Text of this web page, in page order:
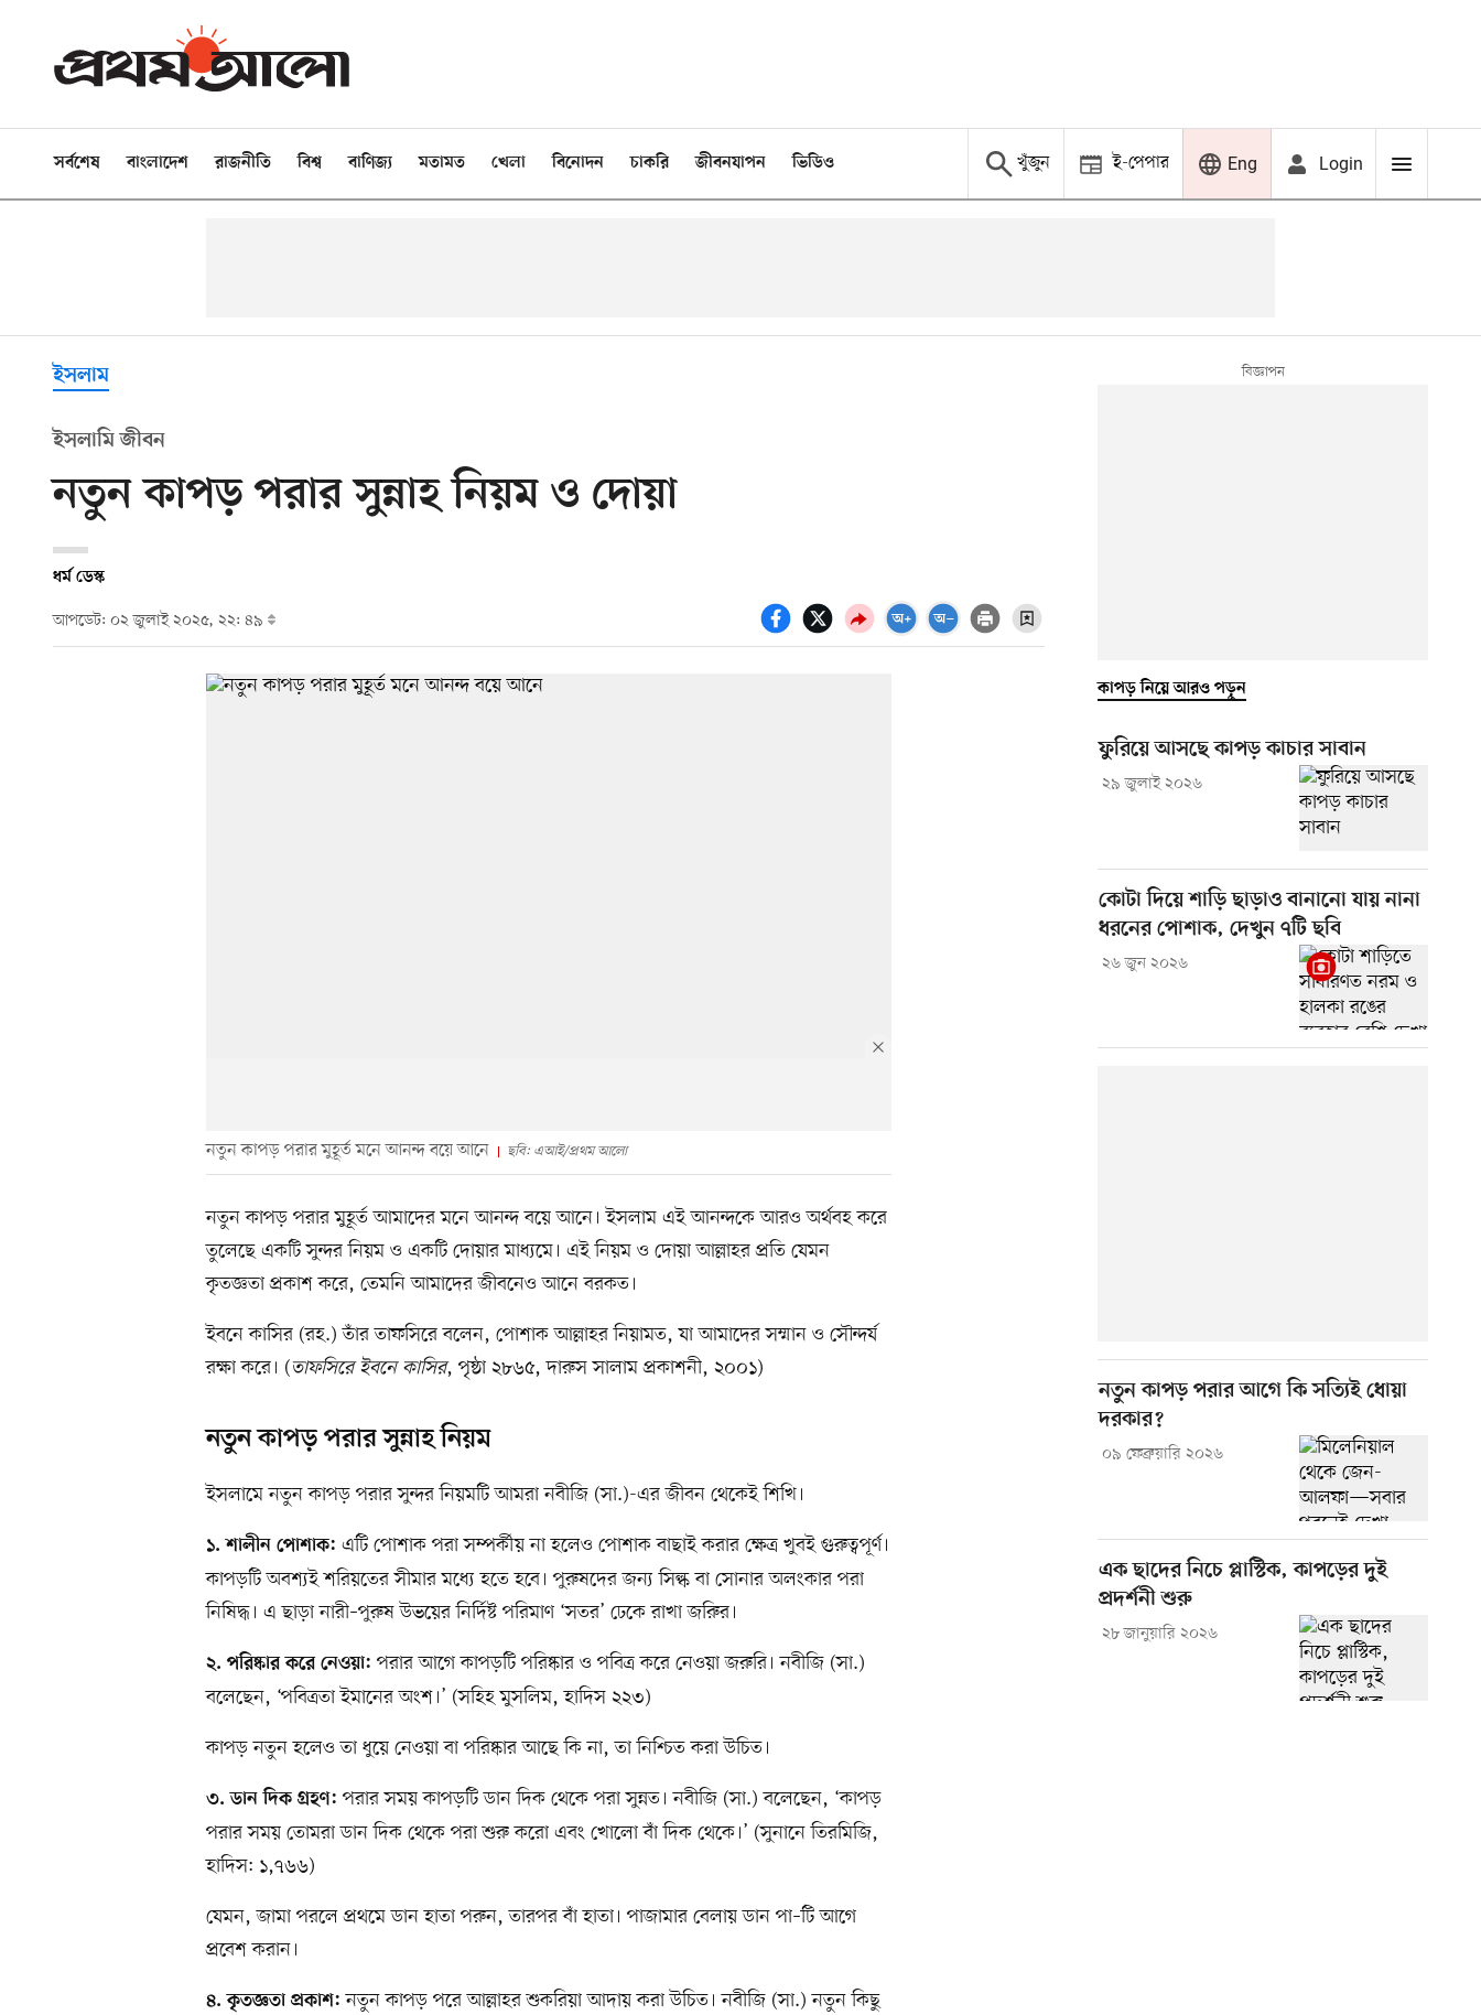
সর্বশেষ বাংলাদেশ রাজনীতি বিশ্ব বাণিজ্য মতামত খেলা বিনোদন চাকরি জীবনযাপন ভিডিও খুঁজুন ই-পেপার Eng Login
ইসলাম
ইসলামি জীবন
নতুন কাপড় পরার সুন্নাহ নিয়ম ও দোয়া
ধর্ম ডেস্ক
আপডেট: ০২ জুলাই ২০২৫, ২২: ৪৯
নতুন কাপড় পরার মুহূর্ত মনে আনন্দ বয়ে আনে ছবি: এআই/প্রথম আলো
নতুন কাপড় পরার মুহূর্ত আমাদের মনে আনন্দ বয়ে আনে। ইসলাম এই আনন্দকে আরও অর্থবহ করে
তুলেছে একটি সুন্দর নিয়ম ও একটি দোয়ার মাধ্যমে। এই নিয়ম ও দোয়া আল্লাহর প্রতি যেমন
কৃতজ্ঞতা প্রকাশ করে, তেমনি আমাদের জীবনেও আনে বরকত।
ইবনে কাসির (রহ.) তাঁর তাফসিরে বলেন, পোশাক আল্লাহর নিয়ামত, যা আমাদের সম্মান ও সৌন্দর্য
রক্ষা করে। (তাফসিরে ইবনে কাসির, পৃষ্ঠা ২৮৬৫, দারুস সালাম প্রকাশনী, ২০০১)
নতুন কাপড় পরার সুন্নাহ নিয়ম
ইসলামে নতুন কাপড় পরার সুন্দর নিয়মটি আমরা নবীজি (সা.)-এর জীবন থেকেই শিখি।
১. শালীন পোশাক: এটি পোশাক পরা সম্পর্কীয় না হলেও পোশাক বাছাই করার ক্ষেত্র খুবই গুরুত্বপূর্ণ।
কাপড়টি অবশ্যই শরিয়তের সীমার মধ্যে হতে হবে। পুরুষদের জন্য সিল্ক বা সোনার অলংকার পরা
নিষিদ্ধ। এ ছাড়া নারী–পুরুষ উভয়ের নির্দিষ্ট পরিমাণ ‘সতর’ ঢেকে রাখা জরুির।
২. পরিষ্কার করে নেওয়া: পরার আগে কাপড়টি পরিষ্কার ও পবিত্র করে নেওয়া জরুরি। নবীজি (সা.)
বলেছেন, ‘পবিত্রতা ইমানের অংশ।’ (সহিহ মুসলিম, হাদিস ২২৩)
কাপড় নতুন হলেও তা ধুয়ে নেওয়া বা পরিষ্কার আছে কি না, তা নিশ্চিত করা উচিত।
৩. ডান দিক গ্রহণ: পরার সময় কাপড়টি ডান দিক থেকে পরা সুন্নত। নবীজি (সা.) বলেছেন, ‘কাপড়
পরার সময় তোমরা ডান দিক থেকে পরা শুরু করো এবং খোলো বাঁ দিক থেকে।’ (সুনানে তিরমিজি,
হাদিস: ১,৭৬৬)
যেমন, জামা পরলে প্রথমে ডান হাতা পরুন, তারপর বাঁ হাতা। পাজামার বেলায় ডান পা–টি আগে
প্রবেশ করান।
৪. কৃতজ্ঞতা প্রকাশ: নতুন কাপড় পরে আল্লাহর শুকরিয়া আদায় করা উচিত। নবীজি (সা.) নতুন কিছু
কাপড় নিয়ে আরও পড়ুন
ফুরিয়ে আসছে কাপড় কাচার সাবান
২৯ জুলাই ২০২৬
কোটা দিয়ে শাড়ি ছাড়াও বানানো যায় নানা
ধরনের পোশাক, দেখুন ৭টি ছবি
২৬ জুন ২০২৬
নতুন কাপড় পরার আগে কি সত্যিই ধোয়া
দরকার?
০৯ ফেব্রুয়ারি ২০২৬
এক ছাদের নিচে প্লাস্টিক, কাপড়ের দুই
প্রদর্শনী শুরু
২৮ জানুয়ারি ২০২৬